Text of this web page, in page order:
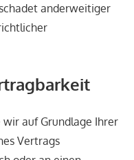
anderweitiger
auf Grundlage Ihrer
Vertrags